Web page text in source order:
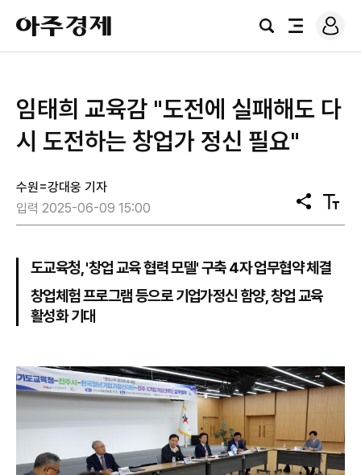
아
주
경
검
전
로
그
임태희 교육감 "도전에 실패해도 다
시 도전하는 창업가 정신 필요"
수원=강대웅 기자
입력 2025-06-09 15:00
공
유
텍
스
기
도교육청, '창업 교육 협력 모델' 구축 4자 업무협약 체결
창업체험 프로그램 등으로 기업가정신 함양, 창업 교육
활성화 기대